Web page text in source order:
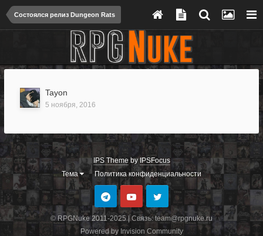
Состоялся релиз Dungeon Rats
Tayon
5 ноября, 2016
IPS ThemebyIPSFocus
Тема
Политика конфиденциальности
© RPGNuke 2011-2025 | Связь: team@rpgnuke.ru
Powered by Invision Community